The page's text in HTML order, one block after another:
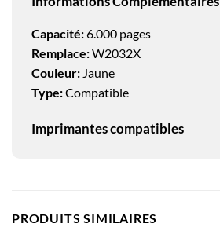
Capacité:6.000 pages
Remplace:W2032X
Couleur: Jaune
Type:Compatible
Imprimantes compatibles
PRODUITS SIMILAIRES